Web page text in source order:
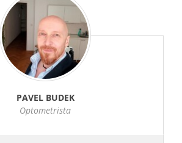
PAVEL BUDEK
Optometrista